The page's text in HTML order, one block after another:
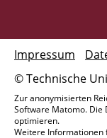
© Technische
Impressum
Zur anonymisierten
Software Matomo. Die
optimieren.
Weitere Informationen